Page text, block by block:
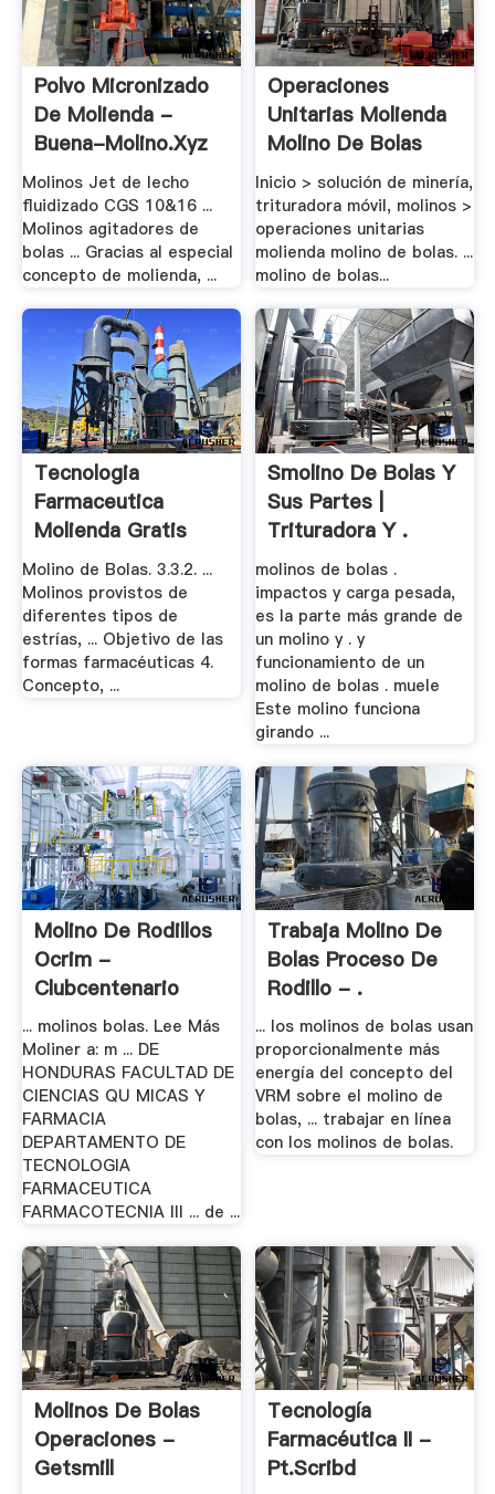
Polvo Micronizado
De Molienda -
Buena-Molino.xyz
Molinos Jet de lecho
fluidizado CGS 10&16 ...
Molinos agitadores de
bolas ... Gracias al especial
concepto de molienda, ...
Operaciones
Unitarias Molienda
Molino De Bolas
Inicio > solución de minería,
trituradora móvil, molinos >
operaciones unitarias
molienda molino de bolas. ...
molino de bolas...
Tecnologia
Farmaceutica
Molienda Gratis
Ensayos
Molino de Bolas. 3.3.2. ...
Molinos provistos de
diferentes tipos de
estrías, ... Objetivo de las
formas farmacéuticas 4.
Concepto, ...
Smolino De Bolas Y
Sus Partes |
Trituradora Y .
molinos de bolas .
impactos y carga pesada,
es la parte más grande de
un molino y . y
funcionamiento de un
molino de bolas . muele
Este molino funciona
girando ...
Molino De Rodillos
Ocrim -
Clubcentenario
... molinos bolas. Lee Más
Moliner a: m ... DE
HONDURAS FACULTAD DE
CIENCIAS QU MICAS Y
FARMACIA
DEPARTAMENTO DE
TECNOLOGIA
FARMACEUTICA
FARMACOTECNIA III ... de ...
Trabaja Molino De
Bolas Proceso De
Rodillo - .
... los molinos de bolas usan
proporcionalmente más
energía del concepto del
VRM sobre el molino de
bolas, ... trabajar en línea
con los molinos de bolas.
Molinos De Bolas
Operaciones -
Getsmill
Tecnología
Farmacéutica II -
Pt.scribd